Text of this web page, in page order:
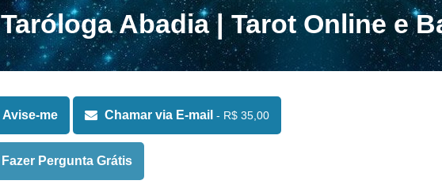
Taróloga Abadia | Tarot Online e
Avise-me Chamar via E-mail - R$ 35,00
Fazer Pergunta Grátis